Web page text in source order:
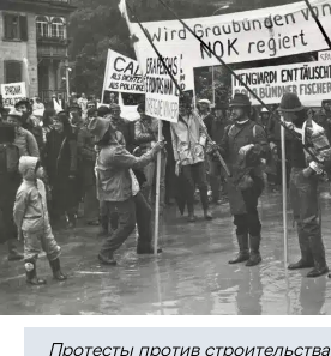
Протесты против строительства